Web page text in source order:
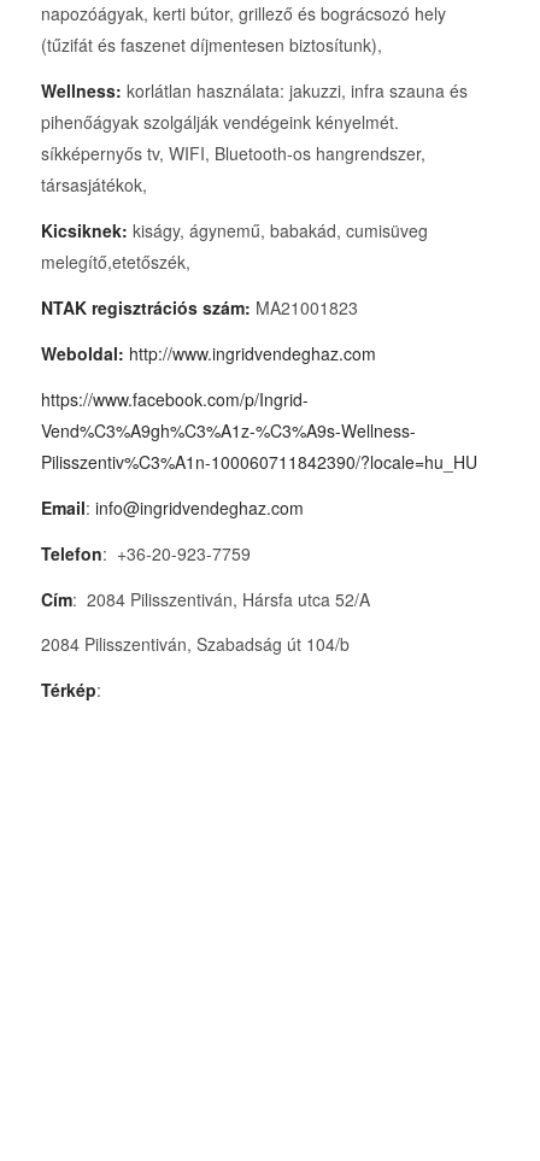
napozóágyak, kerti bútor, grillező és bográcsozó hely
(tűzifát és faszenet díjmentesen biztosítunk),
Wellness: korlátlan használata: jakuzzi, infra szauna és
pihenőágyak szolgálják vendégeink kényelmét.
síkképernyős tv, WIFI, Bluetooth-os hangrendszer,
társasjátékok,
Kicsiknek: kiságy, ágynemű, babakád, cumisüveg
melegítő,etetőszék,
NTAK regisztrációs szám: MA21001823
Weboldal: http://www.ingridvendeghaz.com
https://www.facebook.com/p/Ingrid-
Vend%C3%A9gh%C3%A1z-%C3%A9s-Wellness-
Pilisszentiv%C3%A1n-100060711842390/?locale=hu_HU
Email: info@ingridvendeghaz.com
Telefon: +36-20-923-7759
Cím: 2084 Pilisszentiván, Hársfa utca 52/A
2084 Pilisszentiván, Szabadság út 104/b
Térkép: